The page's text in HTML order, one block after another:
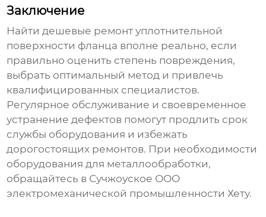
Заключение
Найтидешевые ремонт уплотнительной
поверхности фланца вполне реально, если
правильно оценить степень повреждения,
выбрать оптимальный метод и привлечь
квалифицированных специалистов.
Регулярное обслуживание и своевременное
устранение дефектов помогут продлить срок
службы оборудования и избежать
дорогостоящих ремонтов. При необходимости
оборудования для металлообработки,
обращайтесь в Сучжоуское ООО
электромеханической промышленности Хету.